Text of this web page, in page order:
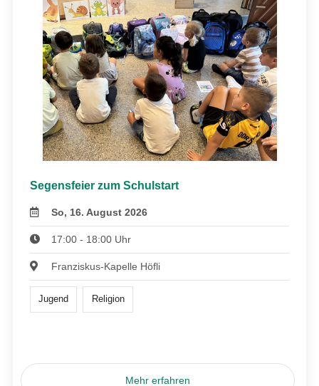
Segensfeier zum Schulstart
So, 16. August 2026
17:00 - 18:00 Uhr
Franziskus-Kapelle Höfli
Jugend Religion
Mehr erfahren